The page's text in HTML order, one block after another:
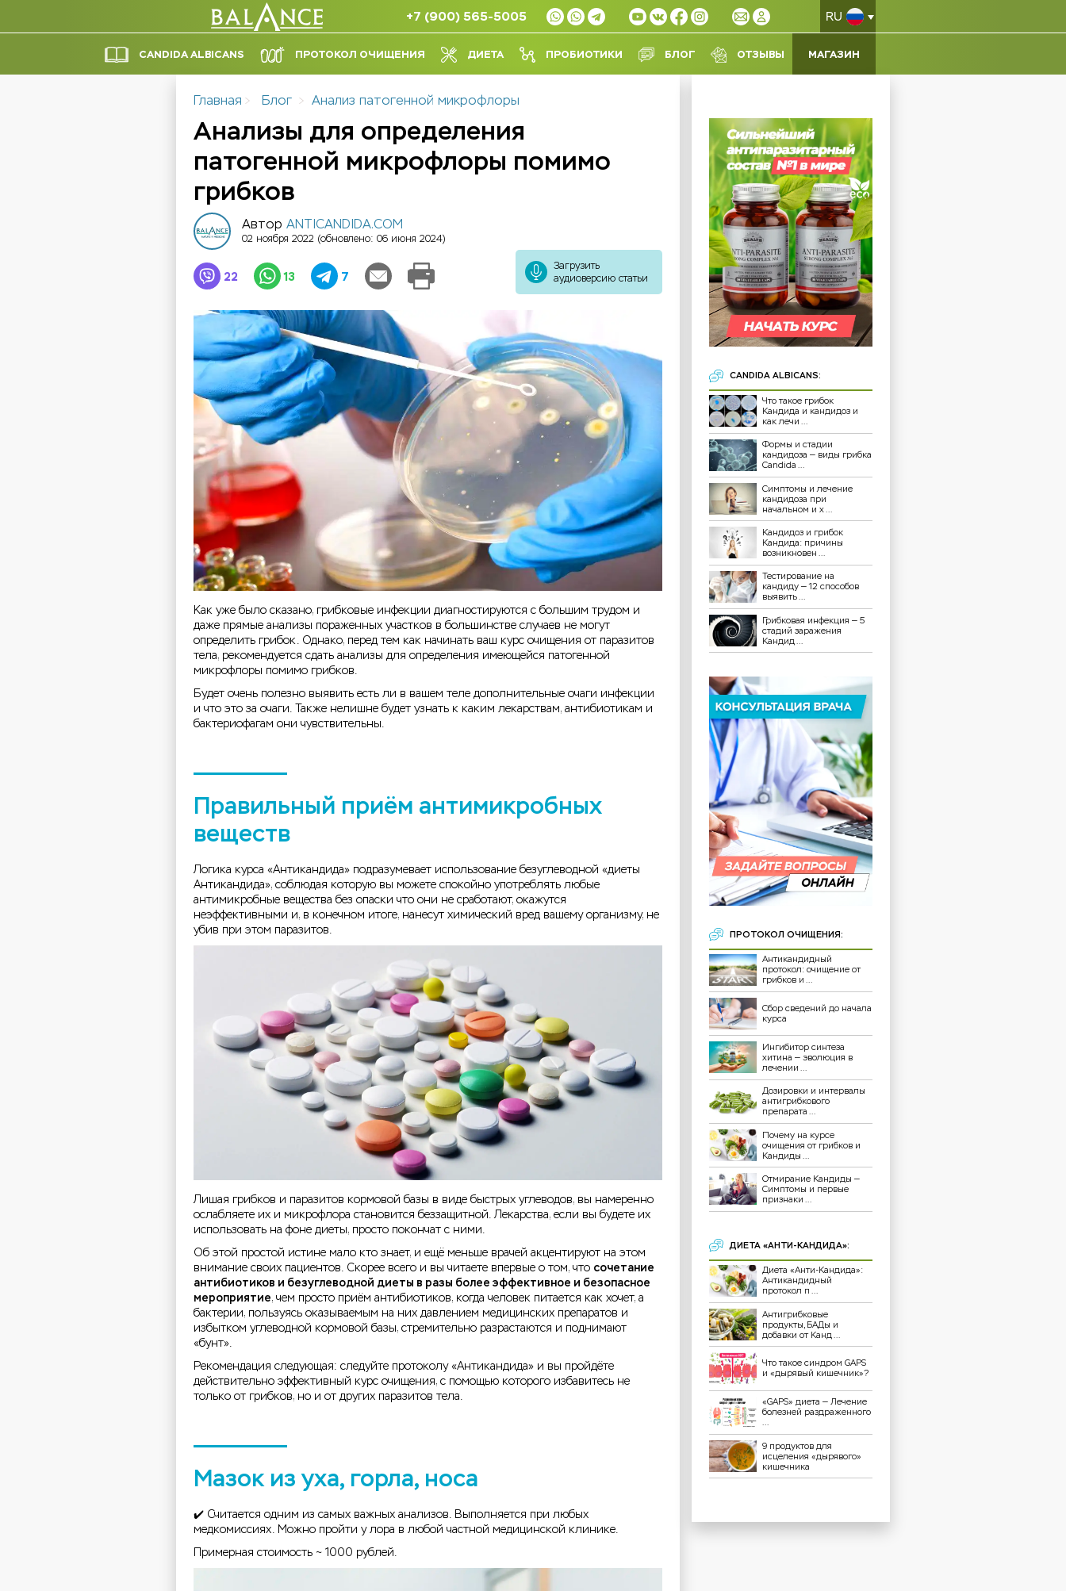
+7 (900) 565-5005 RU
CANDIDA ALBICANS ПРОТОКОЛ ОЧИЩЕНИЯ ДИЕТА ПРОБИОТИКИ БЛОГ ОТЗЫВЫ МАГАЗИН
Главная Блог Анализ патогенной микрофлоры
Анализы для определения
патогенной микрофлоры помимо
грибков
Автор ANTICANDIDA.COM
02 ноября 2022 (обновлено: 06 июня 2024)
22 13 7
Загрузить
аудиоверсию статьи
Как уже было сказано, грибковые инфекции диагностируются с большим трудом и
даже прямые анализы пораженных участков в большинстве случаев не могут
определить грибок. Однако, перед тем как начинать ваш курс очищения от паразитов
тела, рекомендуется сдать анализы для определения имеющейся патогенной
микрофлоры помимо грибков.
Будет очень полезно выявить есть ли в вашем теле дополнительные очаги инфекции
и что это за очаги. Также нелишне будет узнать к каким лекарствам, антибиотикам и
бактериофагам они чувствительны.
Правильный приём антимикробных
веществ
Логика курса «Антикандида» подразумевает использование безуглеводной «диеты
Антикандида», соблюдая которую вы можете спокойно употреблять любые
антимикробные вещества без опаски что они не сработают, окажутся
неэффективными и, в конечном итоге, нанесут химический вред вашему организму, не
убив при этом паразитов.
Лишая грибков и паразитов кормовой базы в виде быстрых углеводов, вы намеренно
ослабляете их и микрофлора становится беззащитной. Лекарства, если вы будете их
использовать на фоне диеты, просто покончат с ними.
Об этой простой истине мало кто знает, и ещё меньше врачей акцентируют на этом
внимание своих пациентов. Скорее всего и вы читаете впервые о том, что сочетание
антибиотиков и безуглеводной диеты в разы более эффективное и безопасное
мероприятие, чем просто приём антибиотиков, когда человек питается как хочет, а
бактерии, пользуясь оказываемым на них давлением медицинских препаратов и
избытком углеводной кормовой базы, стремительно разрастаются и поднимают
«бунт».
Рекомендация следующая: следуйте протоколу «Антикандида» и вы пройдёте
действительно эффективный курс очищения, с помощью которого избавитесь не
только от грибков, но и от других паразитов тела.
Мазок из уха, горла, носа
✔️ Считается одним из самых важных анализов. Выполняется при любых
медкомиссиях. Можно пройти у лора в любой частной медицинской клинике.
Примерная стоимость ~ 1000 рублей.
CANDIDA ALBICANS:
Что такое грибок
Кандида и кандидоз и
как лечи ...
Формы и стадии
кандидоза — виды грибка
Candida ...
Симптомы и лечение
кандидоза при
начальном и х ...
Кандидоз и грибок
Кандида: причины
возникновен ...
Тестирование на
кандиду — 12 способов
выявить ...
Грибковая инфекция — 5
стадий заражения
Кандид ...
ПРОТОКОЛ ОЧИЩЕНИЯ:
Антикандидный
протокол: очищение от
грибков и ...
Сбор сведений до начала
курса
Ингибитор синтеза
хитина — эволюция в
лечении ...
Дозировки и интервалы
антигрибкового
препарата ...
Почему на курсе
очищения от грибков и
Кандиды ...
Отмирание Кандиды —
Симптомы и первые
признаки ...
ДИЕТА «АНТИ-КАНДИДА»:
Диета «Анти-Кандида»:
Антикандидный
протокол п ...
Антигрибковые
продукты, БАДы и
добавки от Канд ...
Что такое синдром GAPS
и «дырявый кишечник»?
«GAPS» диета — Лечение
болезней раздраженного
...
9 продуктов для
исцеления «дырявого»
кишечника